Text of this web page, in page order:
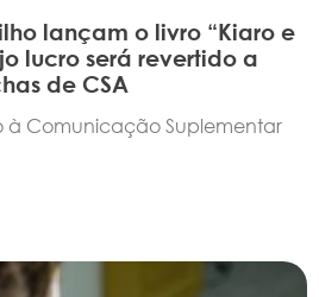
lançam o livro “Kiaro e
lucro será revertido a
de CSA
à Comunicação Suplementar